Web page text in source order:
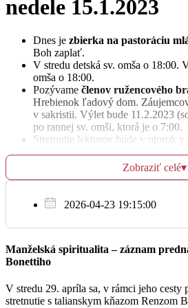
St
18.1.
06:00
Farský kostol
18:00
18:00
19.1.
nedele 15.1.2023
Dnes je zbierka na pastoráciu
Boh zaplať.
V stredu detská sv. omša o 18:00.
omša o 18:00.
Pozývame členov ružencového
Hrebienok ľadový dom.
v sakristii. Výlet bude 11.2.2023
po rannej sv. omši, ktorá je o 7:00.
Stretnutie lektorov bude v utorok v
v pastoračnom centre.
podelia aj manželia, ktorí sa
V sobotu, 21. 1. 2023 o 17.00
dokument o prenasledovaných
cirkvi Silvestrovi Krčmérym a
diskusia s hosťami sr. Helenou
Neupauerom o fungovaní v
Zobraziť celé▾
2026-04-23 19:15:00
Manželská spiritualita – záznam
Bonettiho
V stredu 29. apríla sa, v rámci jeho cesty
stretnutie s talianskym kňazom Renzom